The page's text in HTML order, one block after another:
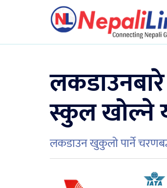
स्कुल खोल्ने
लकडाउन खुकुलो पार्ने